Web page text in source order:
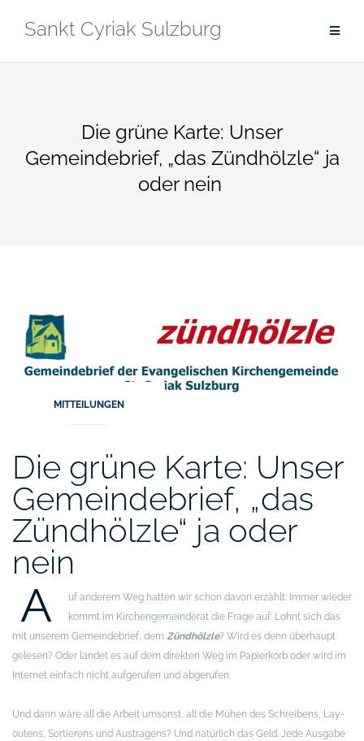
InhaltSankt Cyriak Sulzburg
Die grüne Karte: Unser
Gemeindebrief, „das Zündhölzle“ ja
oder nein
MITTEILUNGEN
Die grüne Karte: Unser
Gemeindebrief, „das
Zündhölzle“ ja oder
nein
A
uf anderem Weg hatten wir schon davon erzählt: Immer wieder
kommt im Kirchengemeinderat die Frage auf: Lohnt sich das
mit unserem Gemeindebrief, dem Zündhölzle? Wird es denn überhaupt
gelesen? Oder landet es auf dem direkten Weg im Papierkorb oder wird im
Internet einfach nicht aufgerufen und abgerufen.
Und dann wäre all die Arbeit umsonst, all die Mühen des Schreibens, Lay-
outens, Sortierens und Austragens? Und natürlich das Geld. Jede Ausgabe